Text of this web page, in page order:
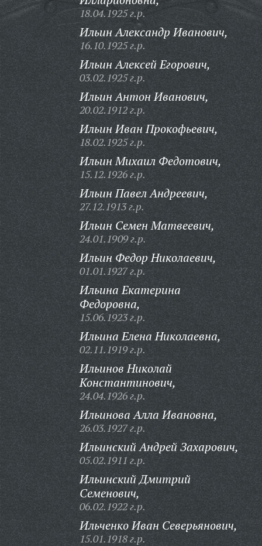
18.04.1925 г.р.
Ильин Александр Иванович,
16.10.1925 г.р.
Ильин Алексей Егорович,
03.02.1925 г.р.
Ильин Антон Иванович,
20.02.1912 г.р.
Ильин Иван Прокофьевич,
18.02.1925 г.р.
Ильин Михаил Федотович,
15.12.1926 г.р.
Ильин Павел Андреевич,
27.12.1913 г.р.
Ильин Семен Матвеевич,
24.01.1909 г.р.
Ильин Федор Николаевич,
01.01.1927 г.р.
Ильина Екатерина
Федоровна,
15.06.1923 г.р.
Ильина Елена Николаевна,
02.11.1919 г.р.
Ильинов Николай
Константинович,
24.04.1926 г.р.
Ильинова Алла Ивановна,
26.03.1927 г.р.
Ильинский Андрей Захарович,
05.02.1911 г.р.
Ильинский Дмитрий
Семенович,
06.02.1922 г.р.
Ильченко Иван Северьянович,
15.01.1918 г.р.